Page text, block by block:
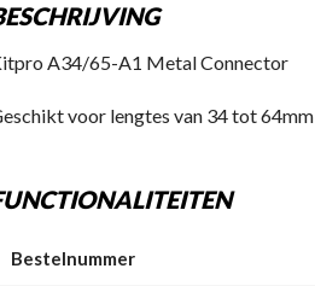
A34/65-A1 Metal Connector
voor lengtes van 34 tot 64mm
Bestelnummer